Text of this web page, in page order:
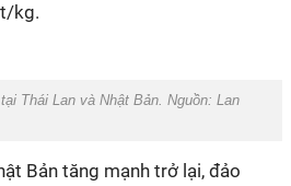
kg.
Thái Lan và Nhật Bản. Nguồn: Lan
Bản tăng mạnh trở lại, đảo